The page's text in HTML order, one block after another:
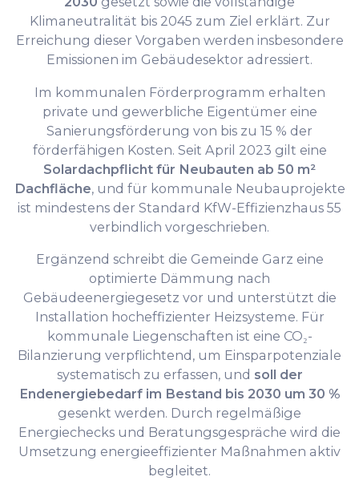
Klimaneutralität bis 2045 zum Ziel erklärt. Zur
Erreichung dieser Vorgaben werden insbesondere
Emissionen im Gebäudesektor adressiert.
Im kommunalen Förderprogramm erhalten
private und gewerbliche Eigentümer eine
Sanierungsförderung von bis zu 15 % der
förderfähigen Kosten. Seit April 2023 gilt eine
Solardachpflicht für Neubauten ab 50 m²
Dachfläche, und für kommunale Neubauprojekte
ist mindestens der Standard KfW-Effizienzhaus 55
verbindlich vorgeschrieben.
Ergänzend schreibt die Gemeinde Garz eine
optimierte Dämmung nach
Gebäudeenergiegesetz vor und unterstützt die
Installation hocheffizienter Heizsysteme. Für
kommunale Liegenschaften ist eine CO₂-
Bilanzierung verpflichtend, um Einsparpotenziale
systematisch zu erfassen, und soll der
Endenergiebedarf im Bestand bis 2030 um 30 %
gesenkt werden. Durch regelmäßige
Energiechecks und Beratungsgespräche wird die
Umsetzung energieeffizienter Maßnahmen aktiv
begleitet.